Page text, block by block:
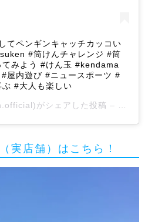
てペンギンキャッチカッコい
#筒けんチャレンジ #筒
みよう #けん玉 #kendama
屋内遊び #ニュースポーツ #
#大人も楽しい
がシェアした投稿 –
実店舗）はこちら！